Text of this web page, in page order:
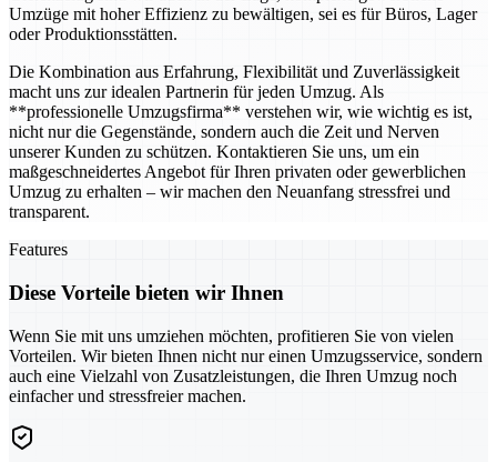
Umzüge mit hoher Effizienz zu bewältigen, sei es für Büros, Lager
oder Produktionsstätten.
Die Kombination aus Erfahrung, Flexibilität und Zuverlässigkeit
macht uns zur idealen Partnerin für jeden Umzug. Als
**professionelle Umzugsfirma** verstehen wir, wie wichtig es ist,
nicht nur die Gegenstände, sondern auch die Zeit und Nerven
unserer Kunden zu schützen. Kontaktieren Sie uns, um ein
maßgeschneidertes Angebot für Ihren privaten oder gewerblichen
Umzug zu erhalten – wir machen den Neuanfang stressfrei und
transparent.
Features
Diese Vorteile bieten wir Ihnen
Wenn Sie mit uns umziehen möchten, profitieren Sie von vielen
Vorteilen. Wir bieten Ihnen nicht nur einen Umzugsservice, sondern
auch eine Vielzahl von Zusatzleistungen, die Ihren Umzug noch
einfacher und stressfreier machen.